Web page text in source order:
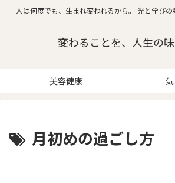
人は何度でも、生まれ変われるから。 光と学びの
変わることを、人生の味
美容健康
月初めの過ごし方